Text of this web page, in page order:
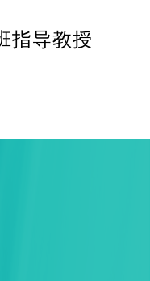
指导教授